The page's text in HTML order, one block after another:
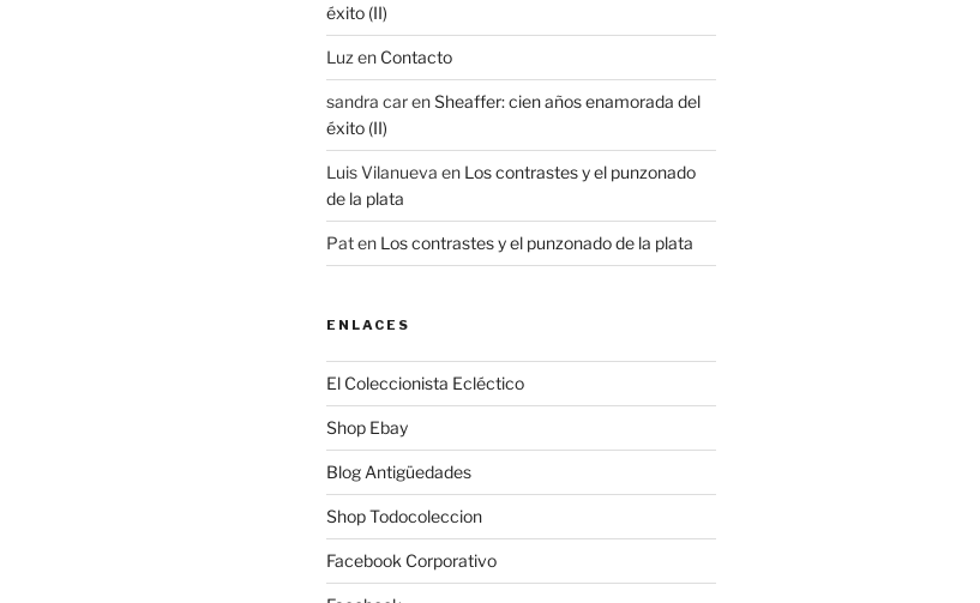
éxito (II)
Luz en Contacto
sandra carenSheaffer: cien años enamorada del
éxito (II)
Luis Vilanueva en Los contrastes y el punzonado
de la plata
Paten Los contrastes y el punzonado de la plata
ENLACES
El Coleccionista Ecléctico
Shop Ebay
Blog Antigüedades
Shop Todocoleccion
Facebook Corporativo